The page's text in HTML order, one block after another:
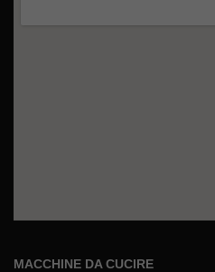
MACCHINE DA CUCIRE